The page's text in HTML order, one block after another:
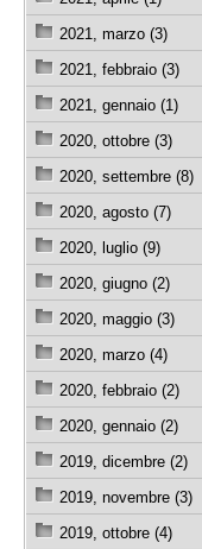
2021, marzo (3)
2021, febbraio (3)
2021, gennaio (1)
2020, ottobre (3)
2020, settembre (8)
2020, agosto (7)
2020, luglio (9)
2020, giugno (2)
2020, maggio (3)
2020, marzo (4)
2020, febbraio (2)
2020, gennaio (2)
2019, dicembre (2)
2019, novembre (3)
2019, ottobre (4)